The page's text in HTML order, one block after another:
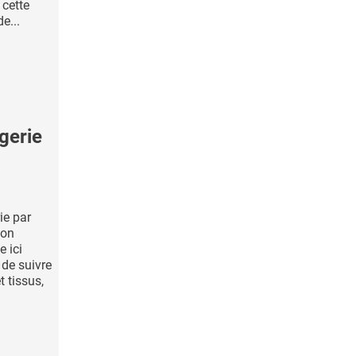
cette
par
ici
suivre
tissus,